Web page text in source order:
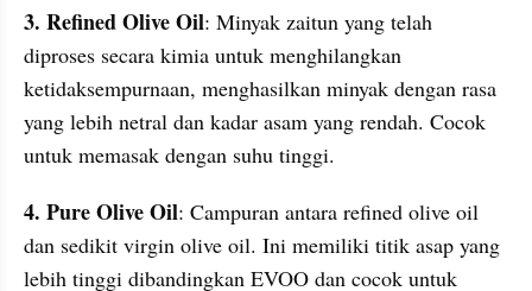
3. Refined Olive Oil: Minyak zaitun yang telah
diproses secara kimia untuk menghilangkan
ketidaksempurnaan, menghasilkan minyak dengan rasa
yang lebih netral dan kadar asam yang rendah. Cocok
untuk memasak dengan suhu tinggi.
4. Pure Olive Oil: Campuran antara refined olive oil
dan sedikit virgin olive oil. Ini memiliki titik asap yang
lebih tinggi dibandingkan EVOO dan cocok untuk